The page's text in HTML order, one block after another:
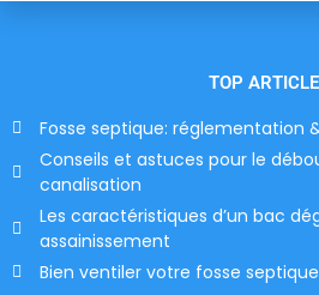
TOP
Fosse septique: réglementation
Conseils et astuces pour le
canalisation
Les caractéristiques d’un bac
assainissement
Bien ventiler votre fosse septique